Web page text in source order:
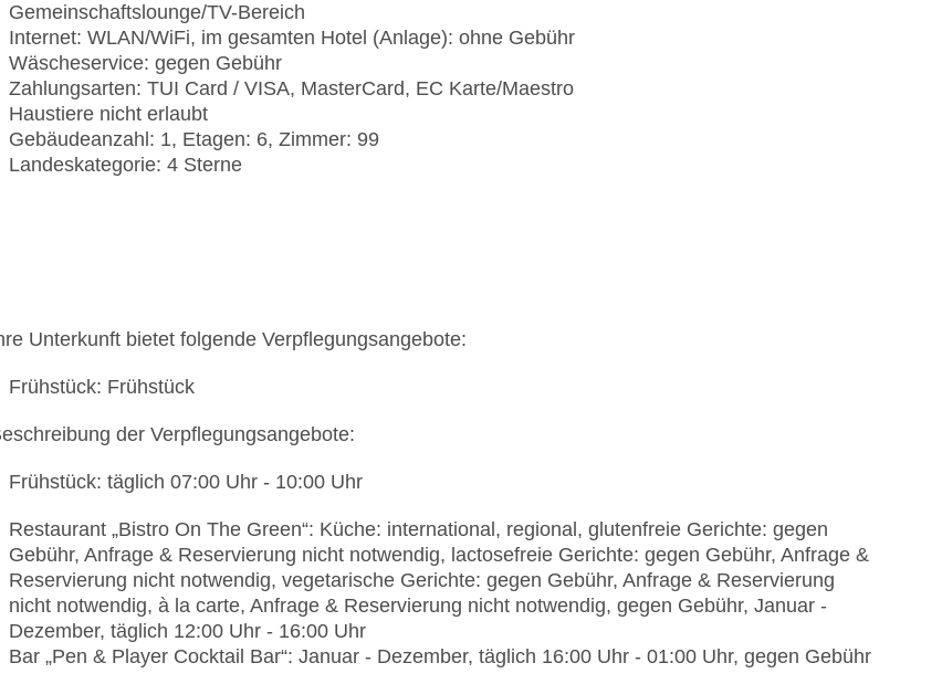
Gemeinschaftslounge/TV-Bereich
Internet: WLAN/WiFi, im gesamten Hotel (Anlage): ohne Gebühr
Wäscheservice: gegen Gebühr
Zahlungsarten: TUI Card / VISA, MasterCard, EC Karte/Maestro
Haustiere nicht erlaubt
Gebäudeanzahl: 1, Etagen: 6, Zimmer: 99
Landeskategorie: 4 Sterne
Unterkunft bietet folgende Verpflegungsangebote:
Frühstück: Frühstück
der Verpflegungsangebote:
Frühstück: täglich 07:00 Uhr - 10:00 Uhr
Restaurant „Bistro On The Green“: Küche: international, regional, glutenfreie Gerichte: gegen
Gebühr, Anfrage & Reservierung nicht notwendig, lactosefreie Gerichte: gegen Gebühr, Anfrage &
Reservierung nicht notwendig, vegetarische Gerichte: gegen Gebühr, Anfrage & Reservierung
nicht notwendig, à la carte, Anfrage & Reservierung nicht notwendig, gegen Gebühr, Januar -
Dezember, täglich 12:00 Uhr - 16:00 Uhr
Bar „Pen & Player Cocktail Bar“: Januar - Dezember, täglich 16:00 Uhr - 01:00 Uhr, gegen Gebühr